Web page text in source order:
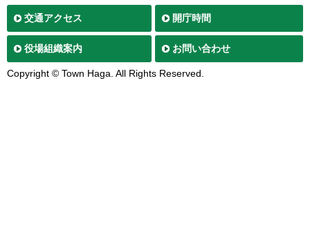
交通アクセス 開庁時間
役場組織案内 お問い合わせ
Copyright © Town Haga. All Rights Reserved.